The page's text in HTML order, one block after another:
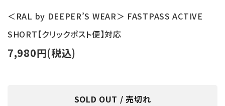
＜RAL by DEEPER’S WEAR＞ FASTPASS ACTIVE
SHORT【クリックポスト便】対応
7,980円(税込)
SOLD OUT / 売切れ